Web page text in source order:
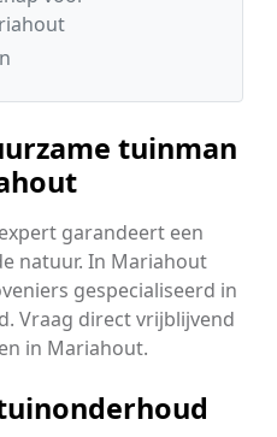
tuinman
garandeert een
natuur. In Mariahout
gespecialiseerd in
Vraag direct vrijblijvend
in Mariahout.